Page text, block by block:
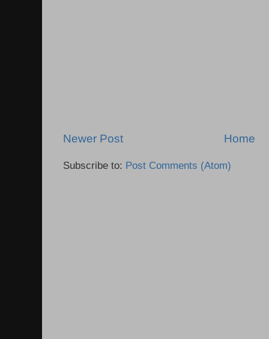
Newer Post Home
Subscribe to: Post Comments (Atom)